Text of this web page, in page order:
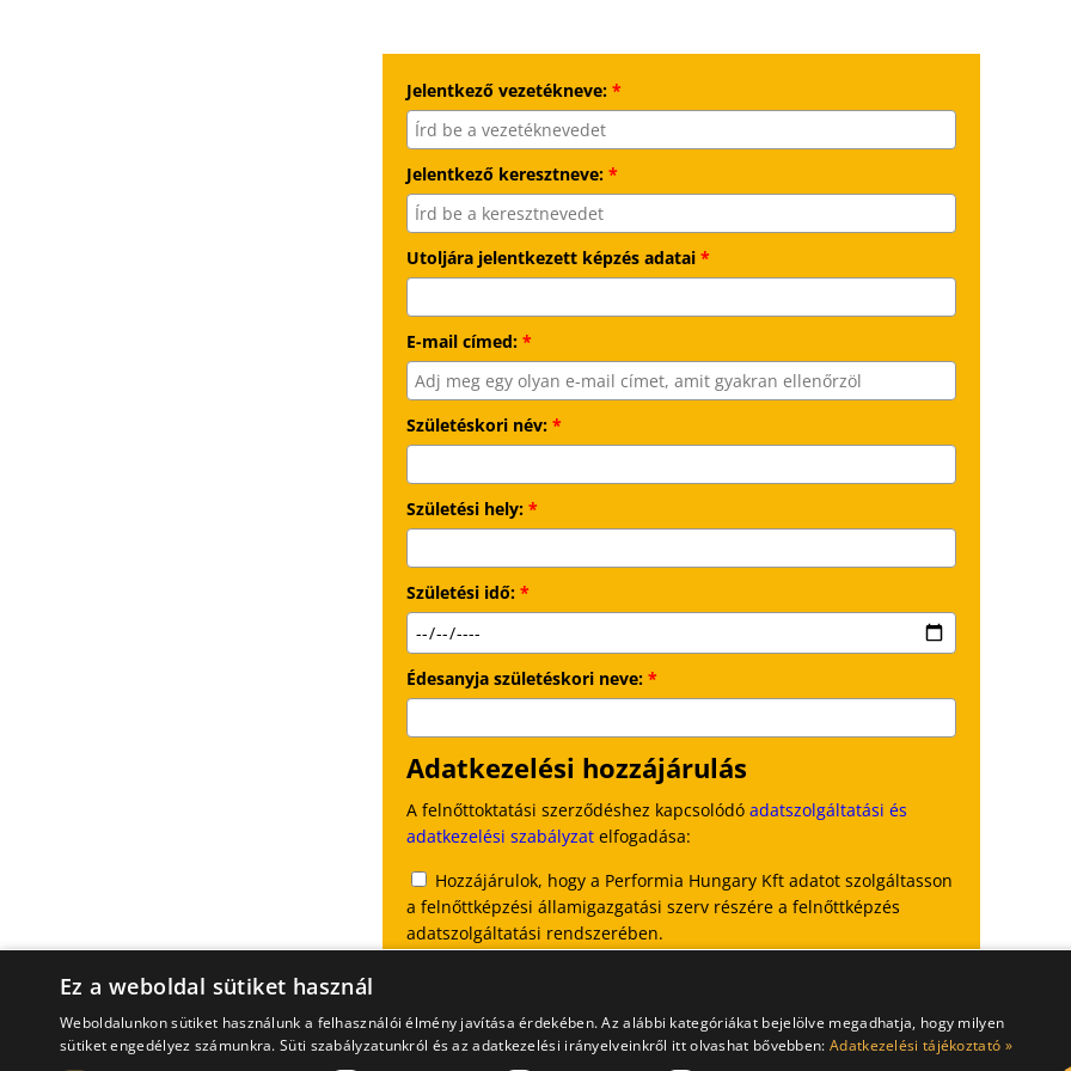
Jelentkező vezetékneve: *
Jelentkező keresztneve: *
Utoljára jelentkezett képzés adatai *
E-mail címed: *
Születéskori név: *
Születési hely: *
Születési idő: *
Édesanyja születéskori neve: *
Adatkezelési hozzájárulás
A felnőttoktatási szerződéshez kapcsolódó adatszolgáltatási és
adatkezelési szabályzat elfogadása:
Hozzájárulok, hogy a Performia Hungary Kft adatot szolgáltasson
a felnőttképzési államigazgatási szerv részére a felnőttképzés
adatszolgáltatási rendszerében.
Ez a weboldal sütiket használ
Weboldalunkon sütiket használunk a felhasználói élmény javítása érdekében. Az alábbi kategóriákat bejelölve megadhatja, hogy milyen
sütiket engedélyez számunkra. Süti szabályzatunkról és az adatkezelési irányelveinkről itt olvashat bővebben: Adatkezelési tájékoztató »